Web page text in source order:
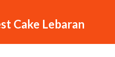
Cake Lebaran